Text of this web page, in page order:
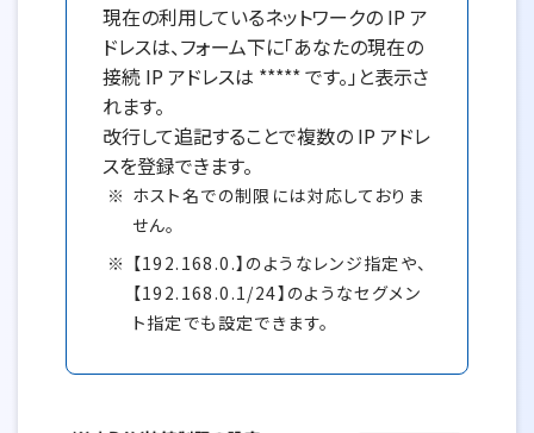
現在の利用しているネットワークの IP ア
ドレスは、フォーム下に「あなたの現在の
接続 IP アドレスは ***** です。」と表示さ
れます。
改行して追記することで複数の IP アドレ
スを登録できます。
ホスト名での制限には対応しておりま
せん。
【192.168.0.】のようなレンジ指定や、
【192.168.0.1/24】のようなセグメン
ト指定でも設定できます。